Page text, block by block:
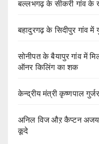
बल्लभगढ़ के सीकरी गांव
बहादुरगढ़ के सिदीपुर गांव
सोनीपत के बैयापुर गांव में
ऑनर किलिंग का शक
केन्द्रीय मंत्री कृष्णपाल
अनिल विज औऱ कैप्टन अजय
कूदे